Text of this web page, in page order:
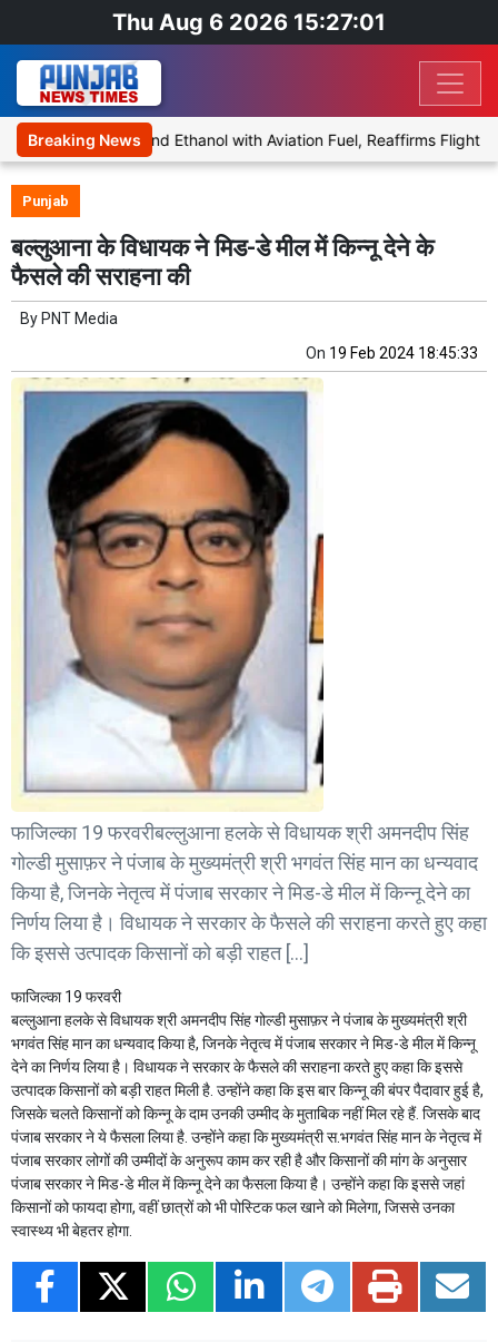
Thu Aug 6 2026 15:27:02
Breaking News
to Blend Ethanol with Aviation Fuel, Reaffirms Flight Safety
Punjab
बल्लुआना के विधायक ने मिड-डे मील में किन्नू देने के
फैसले की सराहना की
By PNT Media
On 19 Feb 2024 18:45:33
फाजिल्का 19 फरवरीबल्लुआना हलके से विधायक श्री अमनदीप सिंह
गोल्डी मुसाफ़र ने पंजाब के मुख्यमंत्री श्री भगवंत सिंह मान का धन्यवाद
किया है, जिनके नेतृत्व में पंजाब सरकार ने मिड-डे मील में किन्नू देने का
निर्णय लिया है। विधायक ने सरकार के फैसले की सराहना करते हुए कहा
कि इससे उत्पादक किसानों को बड़ी राहत […]
फाजिल्का 19 फरवरी
बल्लुआना हलके से विधायक श्री अमनदीप सिंह गोल्डी मुसाफ़र ने पंजाब के मुख्यमंत्री श्री
भगवंत सिंह मान का धन्यवाद किया है, जिनके नेतृत्व में पंजाब सरकार ने मिड-डे मील में किन्नू
देने का निर्णय लिया है। विधायक ने सरकार के फैसले की सराहना करते हुए कहा कि इससे
उत्पादक किसानों को बड़ी राहत मिली है. उन्होंने कहा कि इस बार किन्नू की बंपर पैदावार हुई है,
जिसके चलते किसानों को किन्नू के दाम उनकी उम्मीद के मुताबिक नहीं मिल रहे हैं. जिसके बाद
पंजाब सरकार ने ये फैसला लिया है. उन्होंने कहा कि मुख्यमंत्री स.भगवंत सिंह मान के नेतृत्व में
पंजाब सरकार लोगों की उम्मीदों के अनुरूप काम कर रही है और किसानों की मांग के अनुसार
पंजाब सरकार ने मिड-डे मील में किन्नू देने का फैसला किया है। उन्होंने कहा कि इससे जहां
किसानों को फायदा होगा, वहीं छात्रों को भी पोस्टिक फल खाने को मिलेगा, जिससे उनका
स्वास्थ्य भी बेहतर होगा.